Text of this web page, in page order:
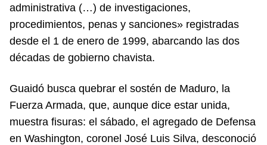
administrativa (…) de investigaciones,
procedimientos, penas y sanciones» registradas
desde el 1 de enero de 1999, abarcando las dos
décadas de gobierno chavista.
Guaidó busca quebrar el sostén de Maduro, la
Fuerza Armada, que, aunque dice estar unida,
muestra fisuras: el sábado, el agregado de Defensa
en Washington, coronel José Luis Silva, desconoció